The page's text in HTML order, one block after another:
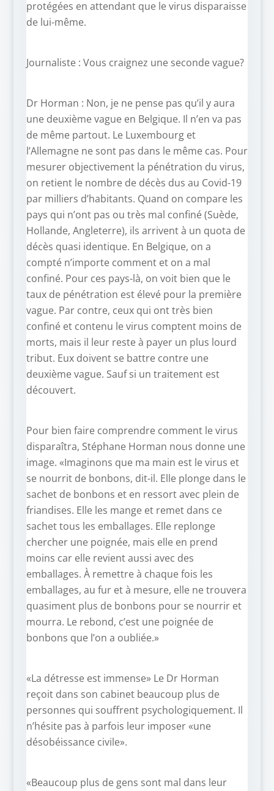
protégées en attendant que le virus disparaisse
de lui-même.
Journaliste : Vous craignez une seconde vague?
Dr Horman : Non, je ne pense pas qu’il y aura
une deuxième vague en Belgique. Il n’en va pas
de même partout. Le Luxembourg et
l’Allemagne ne sont pas dans le même cas. Pour
mesurer objectivement la pénétration du virus,
on retient le nombre de décès dus au Covid-19
par milliers d’habitants. Quand on compare les
pays qui n’ont pas ou très mal confiné (Suède,
Hollande, Angleterre), ils arrivent à un quota de
décès quasi identique. En Belgique, on a
compté n’importe comment et on a mal
confiné. Pour ces pays-là, on voit bien que le
taux de pénétration est élevé pour la première
vague. Par contre, ceux qui ont très bien
confiné et contenu le virus comptent moins de
morts, mais il leur reste à payer un plus lourd
tribut. Eux doivent se battre contre une
deuxième vague. Sauf si un traitement est
découvert.
Pour bien faire comprendre comment le virus
disparaîtra, Stéphane Horman nous donne une
image. «Imaginons que ma main est le virus et
se nourrit de bonbons, dit-il. Elle plonge dans le
sachet de bonbons et en ressort avec plein de
friandises. Elle les mange et remet dans ce
sachet tous les emballages. Elle replonge
chercher une poignée, mais elle en prend
moins car elle revient aussi avec des
emballages. À remettre à chaque fois les
emballages, au fur et à mesure, elle ne trouvera
quasiment plus de bonbons pour se nourrir et
mourra. Le rebond, c’est une poignée de
bonbons que l’on a oubliée.»
«La détresse est immense» Le Dr Horman
reçoit dans son cabinet beaucoup plus de
personnes qui souffrent psychologiquement. Il
n’hésite pas à parfois leur imposer «une
désobéissance civile».
«Beaucoup plus de gens sont mal dans leur